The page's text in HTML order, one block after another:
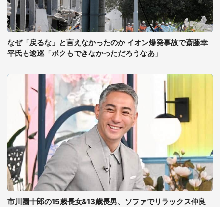
なぜ「戻るな」と言えなかったのか イオン爆発事故で斎藤幸
平氏も逡巡「ボクもできなかっただろうなあ」
市川團十郎の15歳長女&13歳長男、ソファでリラックス仲良